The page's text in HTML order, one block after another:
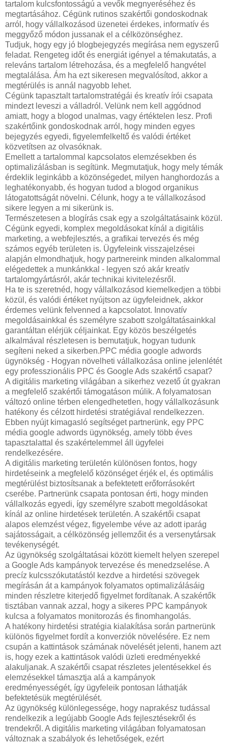
tartalom kulcsfontosságú a vevők megnyeréséhez és
megtartásához. Cégünk rutinos szakértői gondoskodnak
arról, hogy vállalkozásod üzenetei érdekes, informatív és
meggyőző módon jussanak el a célközönséghez.
Tudjuk, hogy egy jó blogbejegyzés megírása nem egyszerű
feladat. Rengeteg időt és energiát igényel a témakutatás, a
releváns tartalom létrehozása, és a megfelelő hangvétel
megtalálása. Ám ha ezt sikeresen megvalósítod, akkor a
megtérülés is annál nagyobb lehet.
Cégünk tapasztalt tartalomstratégái és kreatív írói csapata
mindezt leveszi a válladról. Velünk nem kell aggódnod
amiatt, hogy a blogod unalmas, vagy értéktelen lesz. Profi
szakértőink gondoskodnak arról, hogy minden egyes
bejegyzés egyedi, figyelemfelkeltő és valódi értéket
közvetítsen az olvasóknak.
Emellett a tartalommal kapcsolatos elemzésekben és
optimalizálásban is segítünk. Megmutatjuk, hogy mely témák
érdeklik leginkább a közönségedet, milyen hanghordozás a
leghatékonyabb, és hogyan tudod a blogod organikus
látogatottságát növelni. Célunk, hogy a te vállalkozásod
sikere legyen a mi sikerünk is.
Természetesen a blogírás csak egy a szolgáltatásaink közül.
Cégünk egyedi, komplex megoldásokat kínál a digitális
marketing, a webfejlesztés, a grafikai tervezés és még
számos egyéb területen is. Ügyfeleink visszajelzései
alapján elmondhatjuk, hogy partnereink minden alkalommal
elégedettek a munkánkkal - legyen szó akár kreatív
tartalomgyártásról, akár technikai kivitelezésről.
Ha te is szeretnéd, hogy vállalkozásod kiemelkedjen a többi
közül, és valódi értéket nyújtson az ügyfeleidnek, akkor
érdemes velünk felvenned a kapcsolatot. Innovatív
megoldásainkkal és személyre szabott szolgáltatásainkkal
garantáltan elérjük céljainkat. Egy közös beszélgetés
alkalmával részletesen is bemutatjuk, hogyan tudunk
segíteni neked a sikerben.PPC média google adwords
ügynökség - Hogyan növelheti vállalkozása online jelenlétét
egy professzionális PPC és Google Ads szakértő csapat?
A digitális marketing világában a sikerhez vezető út gyakran
a megfelelő szakértői támogatáson múlik. A folyamatosan
változó online térben elengedhetetlen, hogy vállalkozásunk
hatékony és célzott hirdetési stratégiával rendelkezzen.
Ebben nyújt kimagasló segítséget partnerünk, egy PPC
média google adwords ügynökség, amely több éves
tapasztalattal és szakértelemmel áll ügyfelei
rendelkezésére.
A digitális marketing területén különösen fontos, hogy
hirdetéseink a megfelelő közönséget érjék el, és optimális
megtérülést biztosítsanak a befektetett erőforrásokért
cserébe. Partnerünk csapata pontosan érti, hogy minden
vállalkozás egyedi, így személyre szabott megoldásokat
kínál az online hirdetések területén. A szakértői csapat
alapos elemzést végez, figyelembe véve az adott iparág
sajátosságait, a célközönség jellemzőit és a versenytársak
tevékenységét.
Az ügynökség szolgáltatásai között kiemelt helyen szerepel
a Google Ads kampányok tervezése és menedzselése. A
precíz kulcsszókutatástól kezdve a hirdetési szövegek
megírásán át a kampányok folyamatos optimalizálásáig
minden részletre kiterjedő figyelmet fordítanak. A szakértők
tisztában vannak azzal, hogy a sikeres PPC kampányok
kulcsa a folyamatos monitorozás és finomhangolás.
A hatékony hirdetési stratégia kialakítása során partnerünk
különös figyelmet fordít a konverziók növelésére. Ez nem
csupán a kattintások számának növelését jelenti, hanem azt
is, hogy ezek a kattintások valódi üzleti eredményekké
alakuljanak. A szakértői csapat részletes jelentésekkel és
elemzésekkel támasztja alá a kampányok
eredményességét, így ügyfeleik pontosan láthatják
befektetésük megtérülését.
Az ügynökség különlegessége, hogy naprakész tudással
rendelkezik a legújabb Google Ads fejlesztésekről és
trendekről. A digitális marketing világában folyamatosan
változnak a szabályok és lehetőségek, ezért